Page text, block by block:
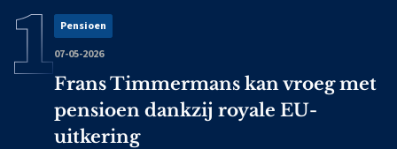
Pensioen
07-05-2026
Frans Timmermans kan vroeg met
pensioen dankzij royale EU-
uitkering